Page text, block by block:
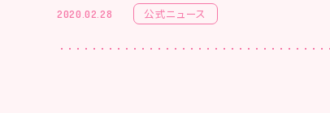
2020.02.28 公式ニュース